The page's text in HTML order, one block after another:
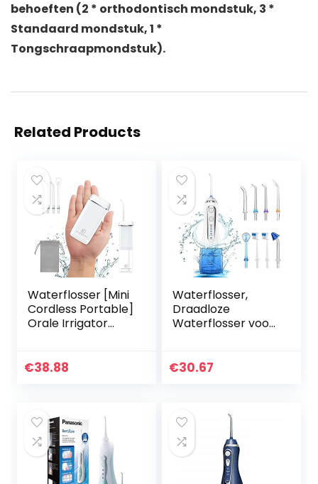
behoeften (2 * orthodontisch mondstuk, 3 *
Standaard mondstuk, 1 *
Tongschraapmondstuk).
Related Products
Waterflosser [Mini
Cordless Portable]
Orale Irrigator
Telescopische
€38.88
Waterflosser,
Draadloze
Waterflosser voor
Ball Dental Floss
€30.67